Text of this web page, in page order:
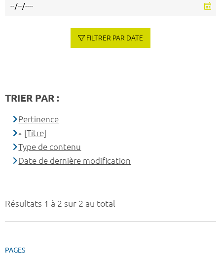
Résultats 1 à 2 sur 2 au total
PAGES
FILTRER PAR DATE
TRIER PAR :
Pertinence
[Titre]
Type de contenu
Date de dernière modification